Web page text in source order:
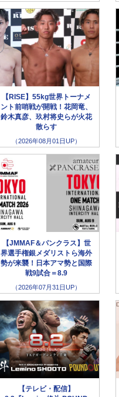
【RISE】55kg世界トーナメ
ント前哨戦が開戦！花岡竜、
鈴木真彦、玖村将史らが火花
散らす
（2026年08月01日UP）
【JMMAF＆パンクラス】世
界選手権銀メダリストら海外
勢が来襲！日本アマ勢と国際
戦9試合＝8.9
（2026年07月31日UP）
【テレビ・配信】